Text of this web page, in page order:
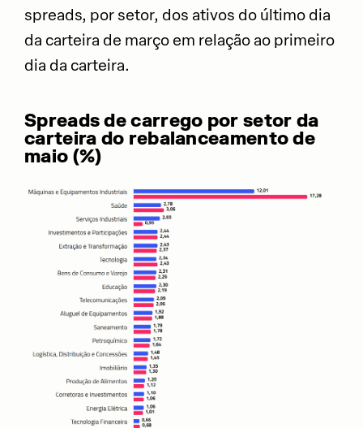
spreads, por setor, dos ativos do último dia
da carteira de março em relação ao primeiro
dia da carteira.
Spreads de carrego por setor da
carteira do rebalanceamento de
maio (%)